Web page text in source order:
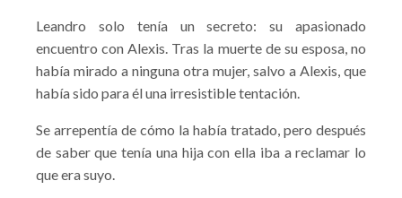
Leandro solo tenía un secreto: su apasionado
encuentro con Alexis. Tras la muerte de su esposa, no
había mirado a ninguna otra mujer, salvo a Alexis, que
había sido para él una irresistible tentación.
Se arrepentía de cómo la había tratado, pero después
de saber que tenía una hija con ella iba a reclamar lo
que era suyo.